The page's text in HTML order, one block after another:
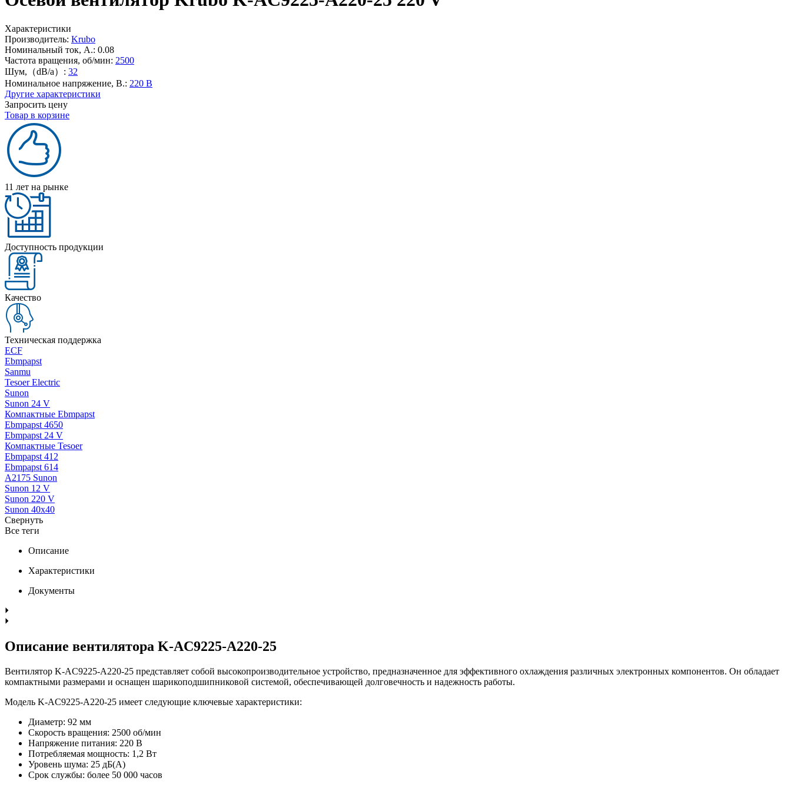
Характеристики
Производитель: Krubo
Номинальный ток, А.: 0.08
Частота вращения, об/мин: 2500
Шум,（dB/a）: 32
Номинальное напряжение, В.: 220 В
Другие характеристики
Запросить цену
Товар в корзине
11 лет на рынке
Доступность продукции
Качество
Техническая поддержка
ECF
Ebmpapst
Sanmu
Tesoer Electric
Sunon
Sunon 24 V
Компактные Ebmpapst
Ebmpapst 4650
Ebmpapst 24 V
Компактные Tesoer
Ebmpapst 412
Ebmpapst 614
A2175 Sunon
Sunon 12 V
Sunon 220 V
Sunon 40x40
Свернуть
Все теги
Описание
Характеристики
Документы
Описание вентилятора K-AC9225-A220-25
Вентилятор K-AC9225-A220-25 представляет собой высокопроизводительное устройство, предназначенное для эффективного охлаждения различных электронных компонентов. Он обладает
компактными размерами и оснащен шарикоподшипниковой системой, обеспечивающей долговечность и надежность работы.
Модель K-AC9225-A220-25 имеет следующие ключевые характеристики:
Диаметр: 92 мм
Скорость вращения: 2500 об/мин
Напряжение питания: 220 В
Потребляемая мощность: 1,2 Вт
Уровень шума: 25 дБ(А)
Срок службы: более 50 000 часов